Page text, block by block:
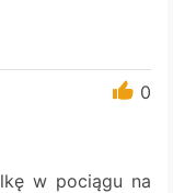
0
w pociągu na